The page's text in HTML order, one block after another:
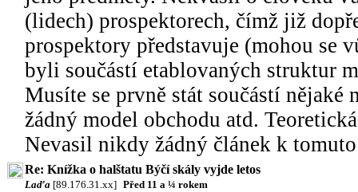
(lidech) prospektorech, čímž již
prospektory představuje (mohou se
byli součástí etablovaných struktur
Musíte se prvně stát součástí
žádný model obchodu atd.
Nevasil nikdy žádný článek k
Re: Knížka o halštatu Býčí skály vyjde letos
Laďa [89.176.31.xx] Před 11 a ¼ rokem